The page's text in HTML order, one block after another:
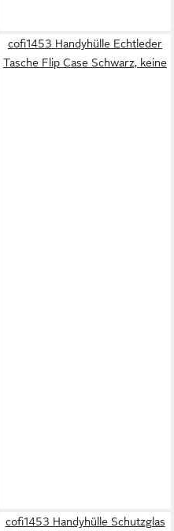
cofi1453 Handyhülle Echtleder
Tasche Flip Case Schwarz, keine
cofi1453 Handyhülle Schutzglas